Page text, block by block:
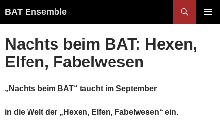
Inhalt
BAT Ensemble
Nachts beim BAT: Hexen,
Elfen, Fabelwesen
„Nachts beim BAT“ taucht im September
in die Welt der „Hexen, Elfen, Fabelwesen“ ein.